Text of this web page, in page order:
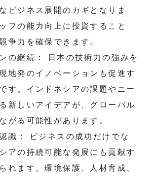
ビジネス展開のカギとなりま
フの能力向上に投資すること
争力を確保できます。
の継続： 日本の技術力の強みを
地発のイノベーションも促進す
す。インドネシアの課題やニー
新しいアイデアが、グローバル
がる可能性があります。
識： ビジネスの成功だけでな
アの持続可能な発展にも貢献す
れます。環境保護、人材育成、